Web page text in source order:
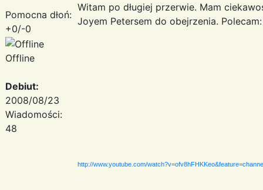
Pomocna dłoń:
+0/-0
Offline
Debiut:
2008/08/23
Wiadomości:
48
Witam po długiej przerwie. Mam
Joyem Petersem do obejrzenia. Polecam:
http://www.youtube.com/